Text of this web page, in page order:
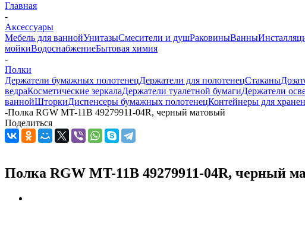
Главная
-
Аксессуары
Мебель для ваннойУнитазыСмесители и душРаковиныВанны
мойкиВодоснабжениеБытовая химия
-
Полки
Держатели бумажных полотенецДержатели для полотенецСтаканы
ведраКосметические зеркалаДержатели туалетной бумагиДержатели
ваннойШторкиДиспенсеры бумажных полотенецКонтейнеры для
-Полка RGW MT-11B 49279911-04R, черный матовый
Поделиться
Полка RGW MT-11B 49279911-04R, черный